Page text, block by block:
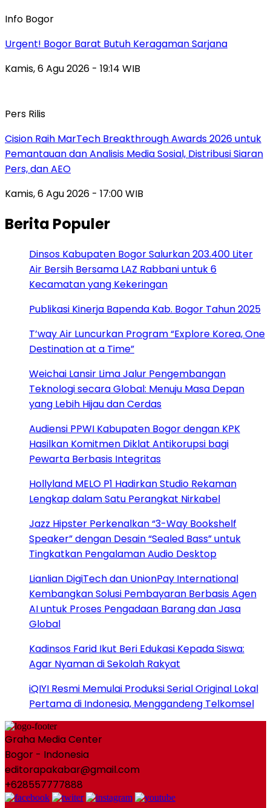
Info Bogor
Urgent! Bogor Barat Butuh Keragaman Sarjana
Kamis, 6 Agu 2026 - 19:14 WIB
Pers Rilis
Cision Raih MarTech Breakthrough Awards 2026 untuk
Pemantauan dan Analisis Media Sosial, Distribusi Siaran
Pers, dan AEO
Kamis, 6 Agu 2026 - 17:00 WIB
Berita Populer
Dinsos Kabupaten Bogor Salurkan 203.400 Liter
Air Bersih Bersama LAZ Rabbani untuk 6
Kecamatan yang Kekeringan
Publikasi Kinerja Bapenda Kab. Bogor Tahun 2025
T’way Air Luncurkan Program “Explore Korea, One
Destination at a Time”
Weichai Lansir Lima Jalur Pengembangan
Teknologi secara Global: Menuju Masa Depan
yang Lebih Hijau dan Cerdas
Audiensi PPWI Kabupaten Bogor dengan KPK
Hasilkan Komitmen Diklat Antikorupsi bagi
Pewarta Berbasis Integritas
Hollyland MELO P1 Hadirkan Studio Rekaman
Lengkap dalam Satu Perangkat Nirkabel
Jazz Hipster Perkenalkan “3-Way Bookshelf
Speaker” dengan Desain “Sealed Bass” untuk
Tingkatkan Pengalaman Audio Desktop
Lianlian DigiTech dan UnionPay International
Kembangkan Solusi Pembayaran Berbasis Agen
AI untuk Proses Pengadaan Barang dan Jasa
Global
Kadinsos Farid Ikut Beri Edukasi Kepada Siswa:
Agar Nyaman di Sekolah Rakyat
iQIYI Resmi Memulai Produksi Serial Original Lokal
Pertama di Indonesia, Menggandeng Telkomsel
Graha Media Center
Bogor - Indonesia
editorapakabar@gmail.com
+628557777888